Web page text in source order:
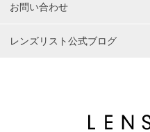
お問い合わせ
レンズリスト公式ブログ